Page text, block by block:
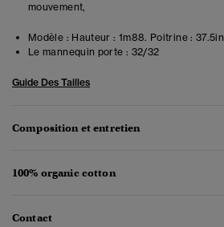
mouvement,
Modèle : Hauteur : 1m88. Poitrine : 37.5in
Le mannequin porte : 32/32
Guide Des Tailles
Composition et entretien
100% organic cotton
Contact